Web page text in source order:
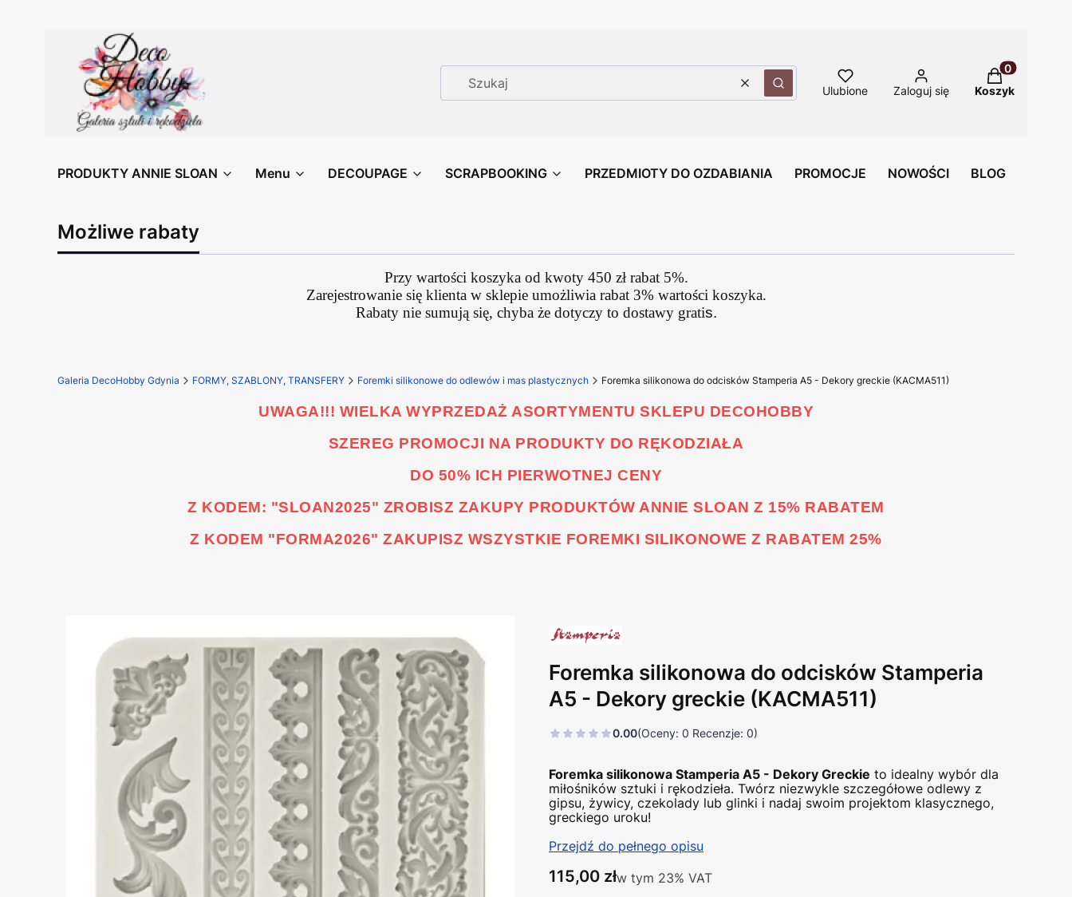
WyczyśćSzukaj Ulubione Zaloguj się
Produkty w
Koszyk
PRODUKTY ANNIE SLOAN Menu DECOUPAGE SCRAPBOOKING PRZEDMIOTY DO OZDABIANIA PROMOCJE NOWOŚCI BLOG
Możliwe rabaty
Przy wartości koszyka od kwoty 450 zł rabat 5%.
Zarejestrowanie się klienta w sklepie umożliwia rabat 3% wartości koszyka.
Rabaty nie sumują się, chyba że dotyczy to dostawy gratis.
Galeria DecoHobby Gdynia FORMY, SZABLONY, TRANSFERY Foremki silikonowe do odlewów i mas plastycznych Foremka silikonowa do odcisków Stamperia A5 - Dekory greckie (KACMA511)
UWAGA!!! WIELKA WYPRZEDAŻ ASORTYMENTU SKLEPU DECOHOBBY
SZEREG PROMOCJI NA PRODUKTY DO RĘKODZIAŁA
DO 50% ICH PIERWOTNEJ CENY
Z KODEM: "SLOAN2025" ZROBISZ ZAKUPY PRODUKTÓW ANNIE SLOAN Z 15% RABATEM
Z KODEM "FORMA2026" ZAKUPISZ WSZYSTKIE FOREMKI SILIKONOWE Z RABATEM 25%
Foremka silikonowa do odcisków Stamperia
A5 - Dekory greckie (KACMA511)
0.00(Oceny: 0 Recenzje: 0)
Foremka silikonowa Stamperia A5 - Dekory Greckie to idealny wybór dla
miłośników sztuki i rękodzieła. Twórz niezwykle szczegółowe odlewy z
gipsu, żywicy, czekolady lub glinki i nadaj swoim projektom klasycznego,
greckiego uroku!
Przejdź do pełnego opisu
Cena
115,00 złw tym 23% VAT
w tym 23% VAT